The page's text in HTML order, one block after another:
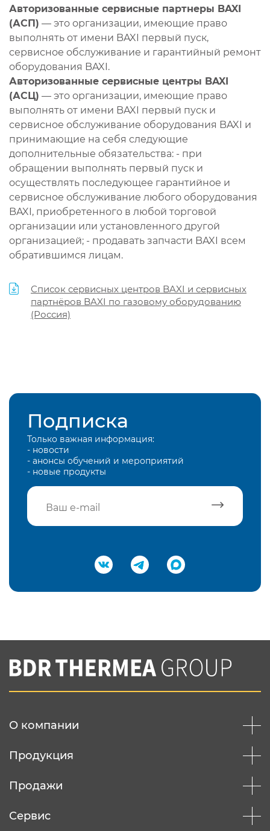
Авторизованные сервисные партнеры BAXI
(АСП) — это организации, имеющие право
выполнять от имени BAXI первый пуск,
сервисное обслуживание и гарантийный ремонт
оборудования BAXI.
Авторизованные сервисные центры BAXI
(АСЦ) — это организации, имеющие право
выполнять от имени BAXI первый пуск и
сервисное обслуживание оборудования BAXI и
принимающие на себя следующие
дополнительные обязательства: - при
обращении выполнять первый пуск и
осуществлять последующее гарантийное и
сервисное обслуживание любого оборудования
BAXI, приобретенного в любой торговой
организации или установленного другой
организацией; - продавать запчасти BAXI всем
обратившимся лицам.
Список сервисных центров BAXI и сервисных
партнёров BAXI по газовому оборудованию
(Россия)
Подписка
Только важная информация:
- новости
- анонсы обучений и мероприятий
- новые продукты
Подтвердить e-mail
Вы соглашаетесь с нашей политикой
конфеденциальности
О компании
Продукция
Продажи
Сервис